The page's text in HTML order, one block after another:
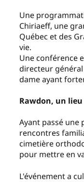
Une
Chiriaeff, une
Québec et des
vie.
Une conférence
directeur
dame ayant
Rawdon, un
Ayant passé une
rencontres
cimetière
pour mettre en
L'événement a